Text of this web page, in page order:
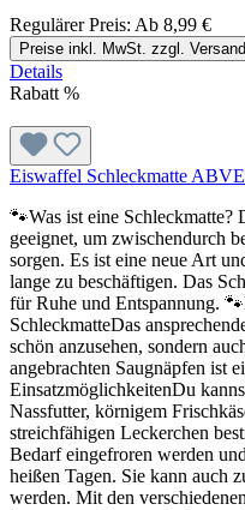
Regulärer Preis: Ab 8,99 €
Preise inkl. MwSt. zzgl.
Details
Rabatt %
Eiswaffel Schleckmatte
🐾Was ist eine Schleckmatte?
geeignet, um zwischendurch
sorgen. Es ist eine neue Art
lange zu beschäftigen. Das
für Ruhe und Entspannung.
SchleckmatteDas
schön anzusehen, sondern
angebrachten Saugnäpfen ist
EinsatzmöglichkeitenDu
Nassfutter, körnigem
streichfähigen Leckerchen
Bedarf eingefroren werden
heißen Tagen. Sie kann auch
werden. Mit den